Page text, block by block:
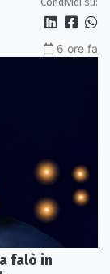
6 ore fa
falò in